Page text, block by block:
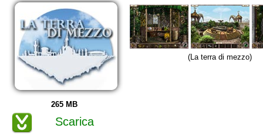
265 MB
Scarica
(La terra di mezzo)